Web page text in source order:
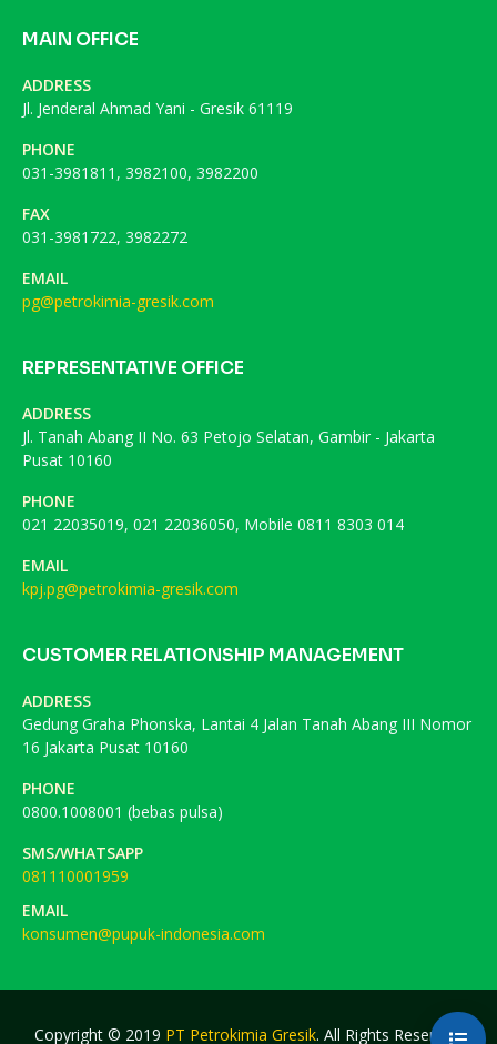
MAIN OFFICE
ADDRESS
Jl. Jenderal Ahmad Yani - Gresik 61119
PHONE
031-3981811, 3982100, 3982200
FAX
031-3981722, 3982272
EMAIL
pg@petrokimia-gresik.com
REPRESENTATIVE OFFICE
ADDRESS
Jl. Tanah Abang II No. 63 Petojo Selatan, Gambir - Jakarta
Pusat 10160
PHONE
021 22035019, 021 22036050, Mobile 0811 8303 014
EMAIL
kpj.pg@petrokimia-gresik.com
CUSTOMER RELATIONSHIP MANAGEMENT
ADDRESS
Gedung Graha Phonska, Lantai 4 Jalan Tanah Abang III Nomor
16 Jakarta Pusat 10160
PHONE
0800.1008001 (bebas pulsa)
SMS/WHATSAPP
081110001959
EMAIL
konsumen@pupuk-indonesia.com
Copyright © 2019 PT Petrokimia Gresik. All Rights Reserved.